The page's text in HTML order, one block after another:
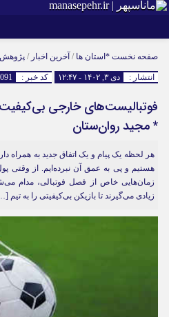
اینستاگرام
سروش
آپارات رمز عبور
مرا به خاطر بسپار
صفحه نخست *استان ها / آخرین اخبار / پژوهش
انتشار : دی ۳, ۱۴۰۲ - ۱۲:۴۷ کد خبر :
فوتبالیست‌های خارجی
* مجید روان‌ستان
هر لحظه یک پیام و یک اتفاق جدید به همراه
هستیم و پی به عمق آن نبرده‌ایم. از وقتی
زمان‌هایی خاص از فصل فوتبالی، مدام
زیادی می‌گیرند تا بازیکن بی‌کیفیتی را به تیم